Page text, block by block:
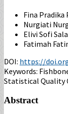
Fina Pradika
Nurgiati
Elivi Sofi
Fatimah
DOI: https://
Keywords:
Statistical Quality
Abstract